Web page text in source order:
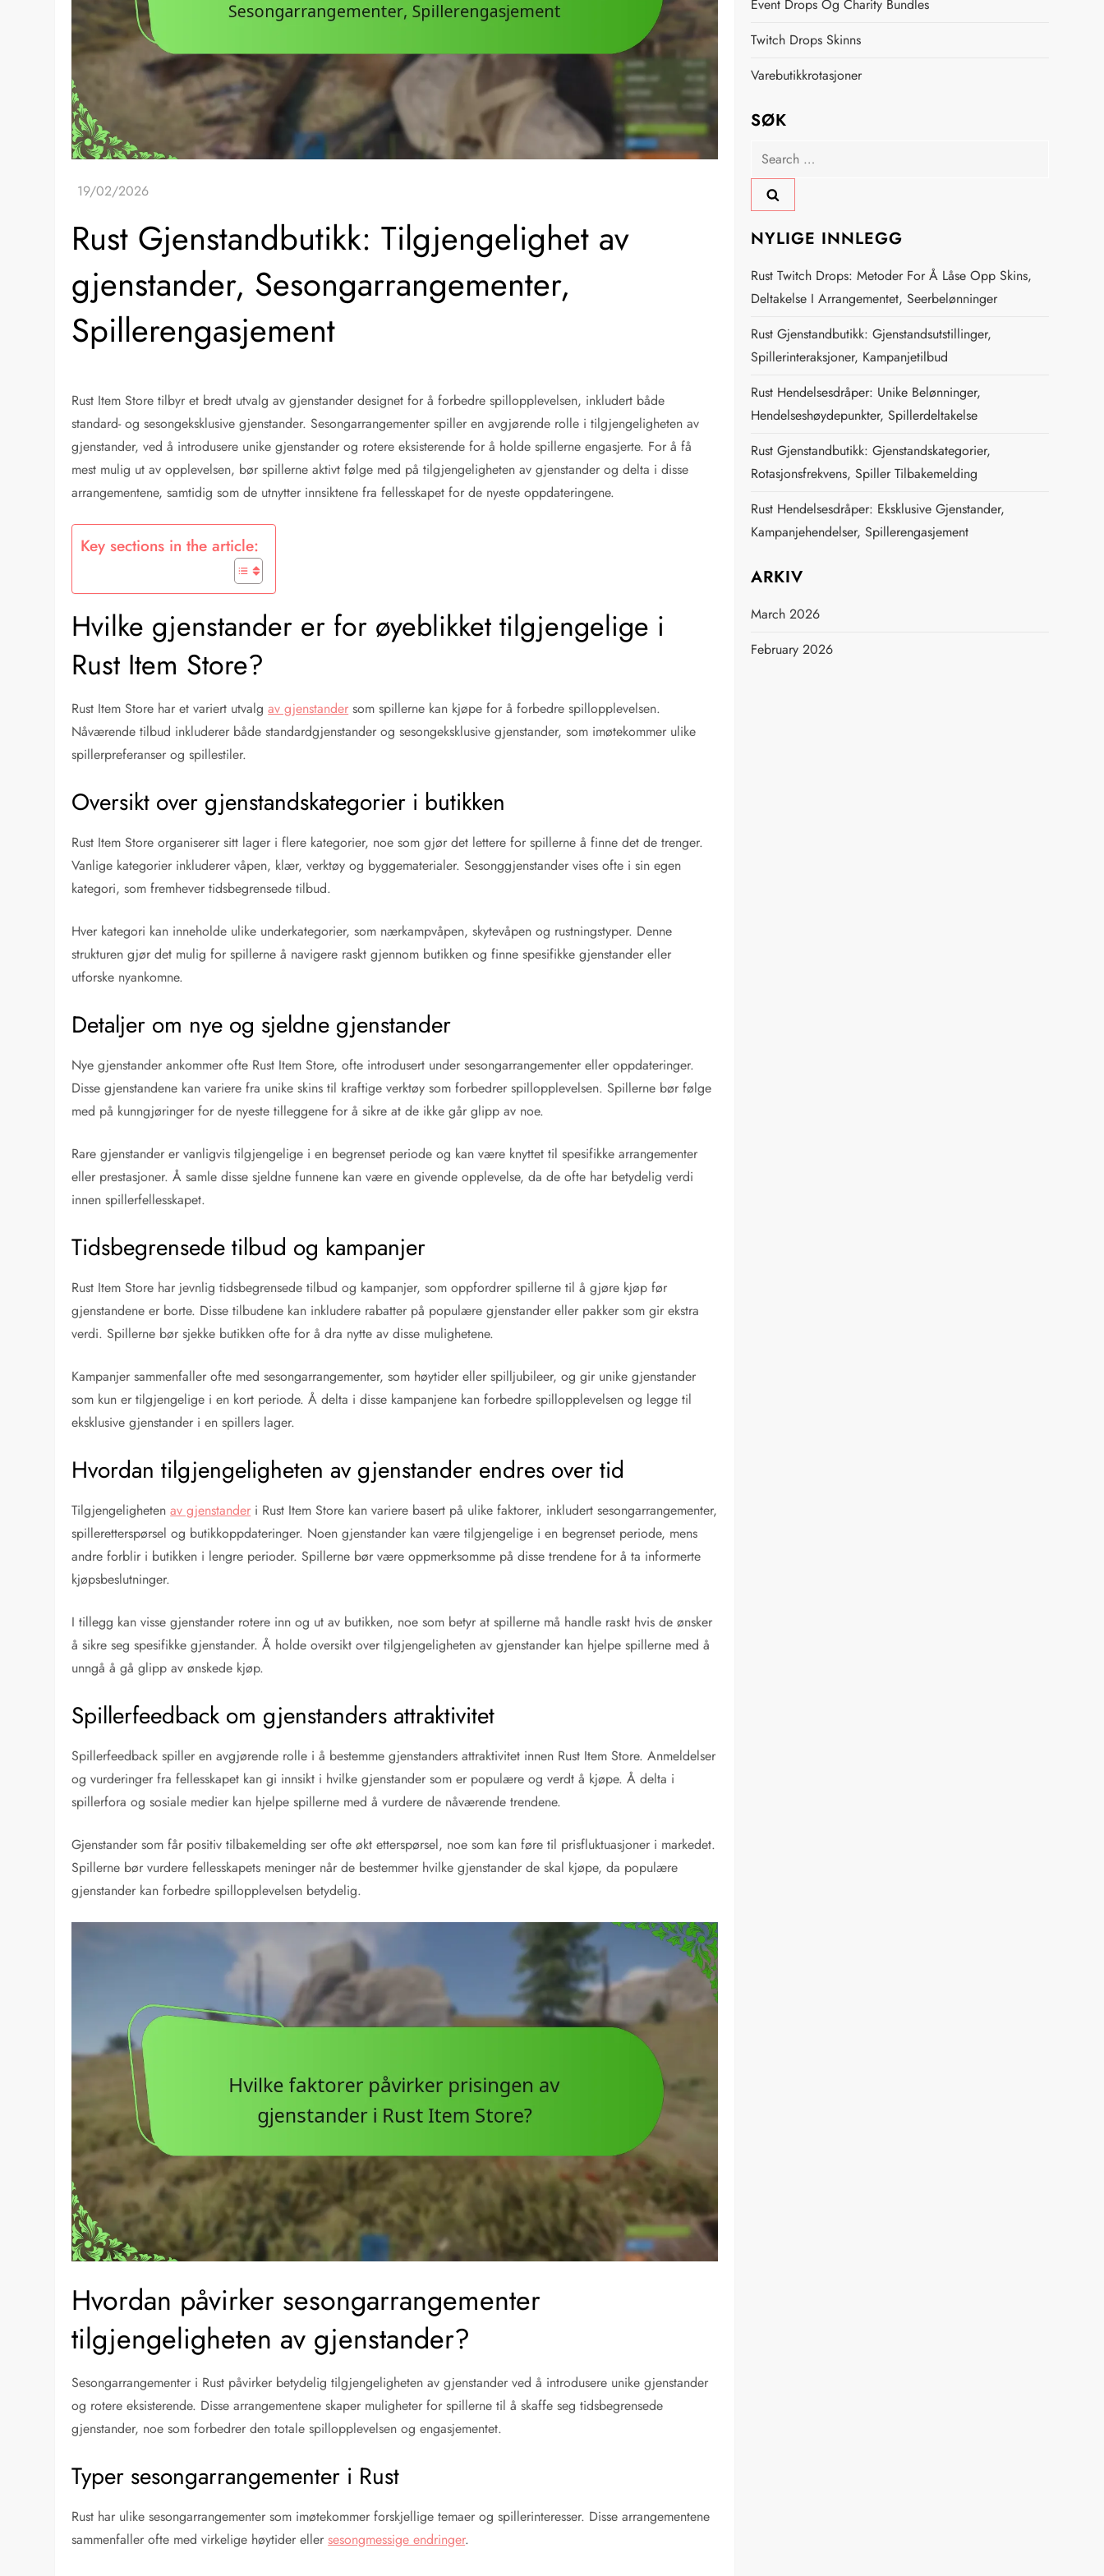
Rust Gjenstandbutikk: Tilgjengelighet av
gjenstander, Sesongarrangementer,
Spillerengasjement
Rust Item Store tilbyr et bredt utvalg av gjenstander designet for å forbedre spillopplevelsen, inkludert både
standard- og sesongeksklusive gjenstander. Sesongarrangementer spiller en avgjørende rolle i tilgjengeligheten av
gjenstander, ved å introdusere unike gjenstander og rotere eksisterende for å holde spillerne engasjerte. For å få
mest mulig ut av opplevelsen, bør spillerne aktivt følge med på tilgjengeligheten av gjenstander og delta i disse
arrangementene, samtidig som de utnytter innsiktene fra fellesskapet for de nyeste oppdateringene.
Key sections in the article:
Hvilke gjenstander er for øyeblikket tilgjengelige i
Rust Item Store?
Rust Item Store har et variert utvalgav gjenstander som spillerne kan kjøpe for å forbedre spillopplevelsen.
Nåværende tilbud inkluderer både standardgjenstander og sesongeksklusive gjenstander, som imøtekommer ulike
spillerpreferanser og spillestiler.
Oversikt over gjenstandskategorier i butikken
Rust Item Store organiserer sitt lager i flere kategorier, noe som gjør det lettere for spillerne å finne det de trenger.
Vanlige kategorier inkluderer våpen, klær, verktøy og byggematerialer. Sesonggjenstander vises ofte i sin egen
kategori, som fremhever tidsbegrensede tilbud.
Hver kategori kan inneholde ulike underkategorier, som nærkampvåpen, skytevåpen og rustningstyper. Denne
strukturen gjør det mulig for spillerne å navigere raskt gjennom butikken og finne spesifikke gjenstander eller
utforske nyankomne.
Detaljer om nye og sjeldne gjenstander
Nye gjenstander ankommer ofte Rust Item Store, ofte introdusert under sesongarrangementer eller oppdateringer.
Disse gjenstandene kan variere fra unike skins til kraftige verktøy som forbedrer spillopplevelsen. Spillerne bør følge
med på kunngjøringer for de nyeste tilleggene for å sikre at de ikke går glipp av noe.
Rare gjenstander er vanligvis tilgjengelige i en begrenset periode og kan være knyttet til spesifikke arrangementer
eller prestasjoner. Å samle disse sjeldne funnene kan være en givende opplevelse, da de ofte har betydelig verdi
innen spillerfellesskapet.
Tidsbegrensede tilbud og kampanjer
Rust Item Store har jevnlig tidsbegrensede tilbud og kampanjer, som oppfordrer spillerne til å gjøre kjøp før
gjenstandene er borte. Disse tilbudene kan inkludere rabatter på populære gjenstander eller pakker som gir ekstra
verdi. Spillerne bør sjekke butikken ofte for å dra nytte av disse mulighetene.
Kampanjer sammenfaller ofte med sesongarrangementer, som høytider eller spilljubileer, og gir unike gjenstander
som kun er tilgjengelige i en kort periode. Å delta i disse kampanjene kan forbedre spillopplevelsen og legge til
eksklusive gjenstander i en spillers lager.
Hvordan tilgjengeligheten av gjenstander endres over tid
Tilgjengelighetenav gjenstander i Rust Item Store kan variere basert på ulike faktorer, inkludert sesongarrangementer,
spilleretterspørsel og butikkoppdateringer. Noen gjenstander kan være tilgjengelige i en begrenset periode, mens
andre forblir i butikken i lengre perioder. Spillerne bør være oppmerksomme på disse trendene for å ta informerte
kjøpsbeslutninger.
I tillegg kan visse gjenstander rotere inn og ut av butikken, noe som betyr at spillerne må handle raskt hvis de ønsker
å sikre seg spesifikke gjenstander. Å holde oversikt over tilgjengeligheten av gjenstander kan hjelpe spillerne med å
unngå å gå glipp av ønskede kjøp.
Spillerfeedback om gjenstanders attraktivitet
Spillerfeedback spiller en avgjørende rolle i å bestemme gjenstanders attraktivitet innen Rust Item Store. Anmeldelser
og vurderinger fra fellesskapet kan gi innsikt i hvilke gjenstander som er populære og verdt å kjøpe. Å delta i
spillerfora og sosiale medier kan hjelpe spillerne med å vurdere de nåværende trendene.
Gjenstander som får positiv tilbakemelding ser ofte økt etterspørsel, noe som kan føre til prisfluktuasjoner i markedet.
Spillerne bør vurdere fellesskapets meninger når de bestemmer hvilke gjenstander de skal kjøpe, da populære
gjenstander kan forbedre spillopplevelsen betydelig.
Hvordan påvirker sesongarrangementer
tilgjengeligheten av gjenstander?
Sesongarrangementer i Rust påvirker betydelig tilgjengeligheten av gjenstander ved å introdusere unike gjenstander
og rotere eksisterende. Disse arrangementene skaper muligheter for spillerne til å skaffe seg tidsbegrensede
gjenstander, noe som forbedrer den totale spillopplevelsen og engasjementet.
Typer sesongarrangementer i Rust
Rust har ulike sesongarrangementer som imøtekommer forskjellige temaer og spillerinteresser. Disse arrangementene
sammenfaller ofte med virkelige høytider ellersesongmessige endringer.
Event Drops Og Charity Bundles
Twitch Drops Skinns
Varebutikkrotasjoner
SØK
Search
for:
NYLIGE INNLEGG
Rust Twitch Drops: Metoder For Å Låse Opp Skins,
Deltakelse I Arrangementet, Seerbelønninger
Rust Gjenstandbutikk: Gjenstandsutstillinger,
Spillerinteraksjoner, Kampanjetilbud
Rust Hendelsesdråper: Unike Belønninger,
Hendelseshøydepunkter, Spillerdeltakelse
Rust Gjenstandbutikk: Gjenstandskategorier,
Rotasjonsfrekvens, Spiller Tilbakemelding
Rust Hendelsesdråper: Eksklusive Gjenstander,
Kampanjehendelser, Spillerengasjement
ARKIV
March 2026
February 2026